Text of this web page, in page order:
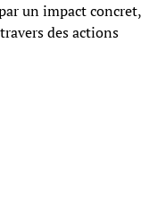
un impact concret,
des actions